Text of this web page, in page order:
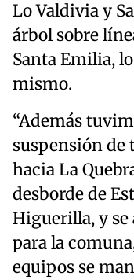
Lo Valdivia y
árbol sobre
Santa Emilia,
mismo.
“Además
suspensión de
hacia La
desborde de
Higuerilla, y
para la
equipos se